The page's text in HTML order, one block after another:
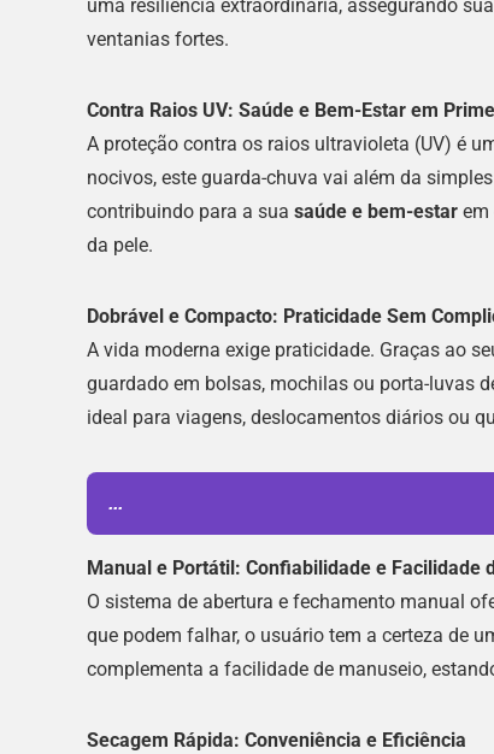
uma resiliência extraordinária, assegurando
ventanias fortes.
Contra Raios UV: Saúde e Bem-Estar em
A proteção contra os raios ultravioleta (UV) é
nocivos, este guarda-chuva vai além da
contribuindo para a sua saúde e bem-estar em
da pele.
Dobrável e Compacto: Praticidade Sem
A vida moderna exige praticidade. Graças ao
guardado em bolsas, mochilas ou porta-luvas
ideal para viagens, deslocamentos diários ou
...
Manual e Portátil: Confiabilidade e Facilidade
O sistema de abertura e fechamento manual
que podem falhar, o usuário tem a certeza de
complementa a facilidade de manuseio,
Secagem Rápida: Conveniência e Eficiência